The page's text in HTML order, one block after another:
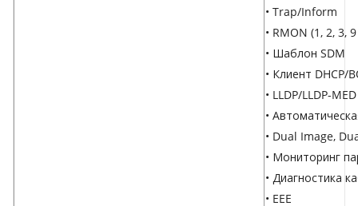
• Trap/Inform
• RMON (1, 2, 3,
• Шаблон SDM
• Клиент DHCP/
• LLDP/LLDP-
•
• Dual Image,
• Мониторинг
• Диагностика
• EEE